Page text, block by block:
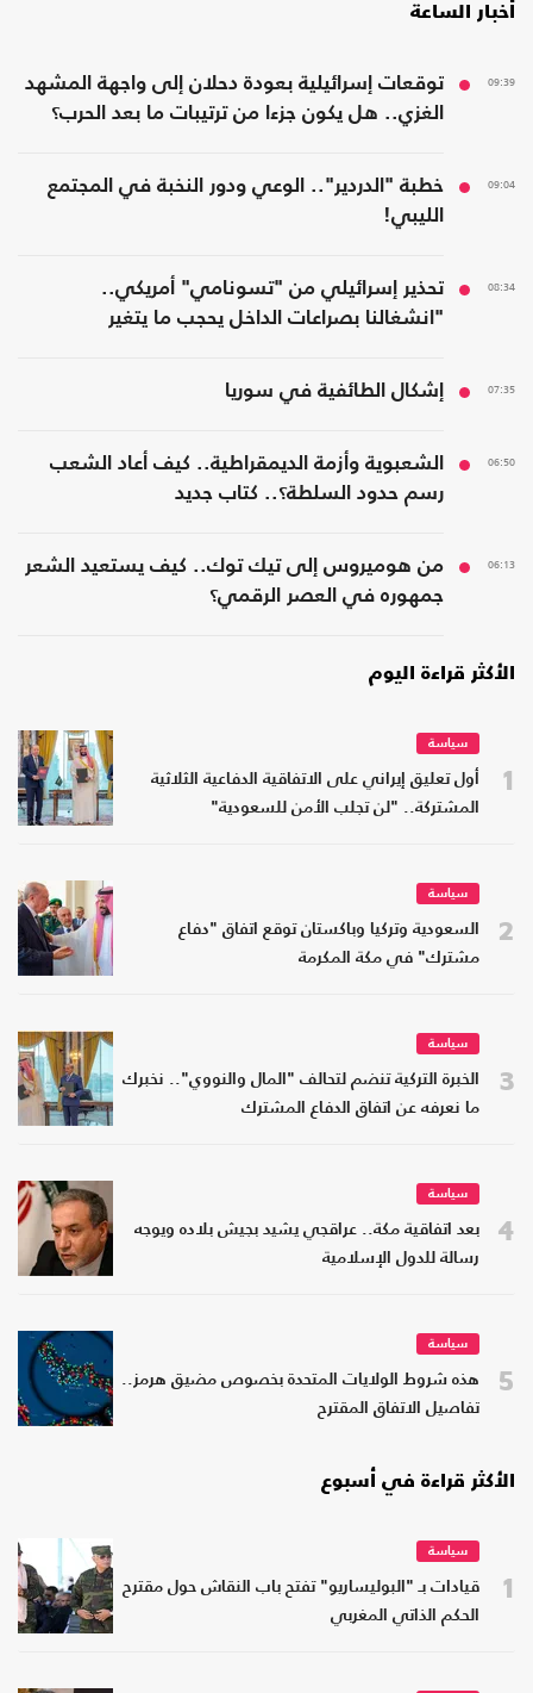
أخبار الساعة
09:39
توقعات إسرائيلية بعودة دحلان إلى واجهة المشهد
الغزي.. هل يكون جزءا من ترتيبات ما بعد الحرب؟
09:04
خطبة "الدردير".. الوعي ودور النخبة في المجتمع
الليبي!
08:34
تحذير إسرائيلي من "تسونامي" أمريكي..
"انشغالنا بصراعات الداخل يحجب ما يتغير
07:35 إشكال الطائفية في سوريا
06:50
الشعبوية وأزمة الديمقراطية.. كيف أعاد الشعب
رسم حدود السلطة؟.. كتاب جديد
06:13
من هوميروس إلى تيك توك.. كيف يستعيد الشعر
جمهوره في العصر الرقمي؟
الأكثر قراءة اليوم
1
سياسة
أول تعليق إيراني على الاتفاقية الدفاعية الثلاثية
المشتركة.. "لن تجلب الأمن للسعودية"
2
سياسة
السعودية وتركيا وباكستان توقع اتفاق "دفاع
مشترك" في مكة المكرمة
3
سياسة
الخبرة التركية تنضم لتحالف "المال والنووي".. نخبرك
ما نعرفه عن اتفاق الدفاع المشترك
4
سياسة
بعد اتفاقية مكة.. عراقجي يشيد بجيش بلاده ويوجه
رسالة للدول الإسلامية
5
سياسة
هذه شروط الولايات المتحدة بخصوص مضيق هرمز..
تفاصيل الاتفاق المقترح
الأكثر قراءة في أسبوع
1
سياسة
قيادات بـ "البوليساريو" تفتح باب النقاش حول مقترح
الحكم الذاتي المغربي